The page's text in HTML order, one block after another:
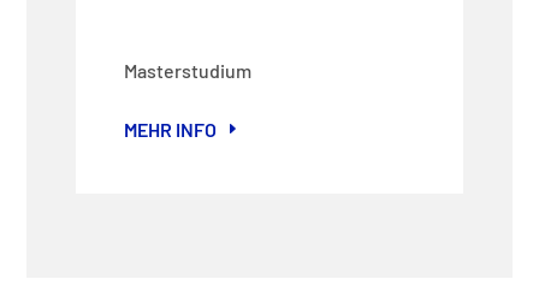
Masterstudium
MEHR INFO